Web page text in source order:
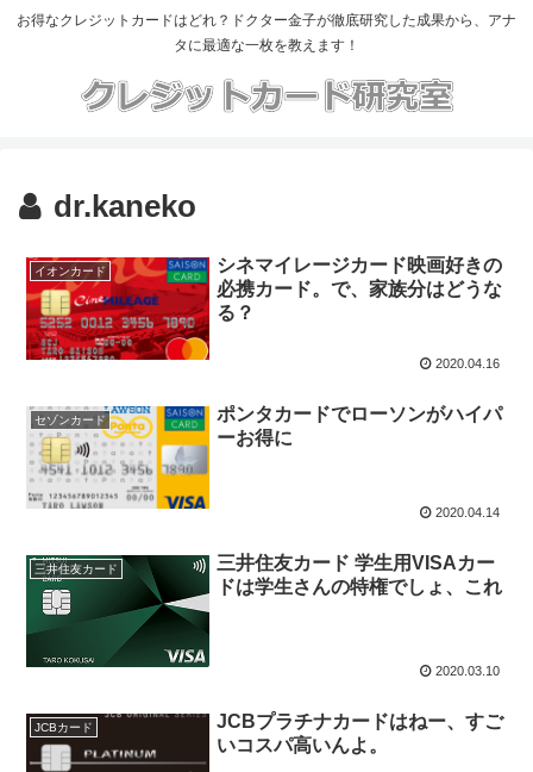
お得なクレジットカードはどれ？ドクター金子が徹底研究した成果から、アナ
タに最適な一枚を教えます！
dr.kaneko
イオンカード
シネマイレージカード映画好きの
必携カード。で、家族分はどうな
る？
2020.04.16
セゾンカード
ポンタカードでローソンがハイパ
ーお得に
2020.04.14
三井住友カード
三井住友カード 学生用VISAカー
ドは学生さんの特権でしょ、これ
2020.03.10
JCBカード
JCBプラチナカードはねー、すご
いコスパ高いんよ。